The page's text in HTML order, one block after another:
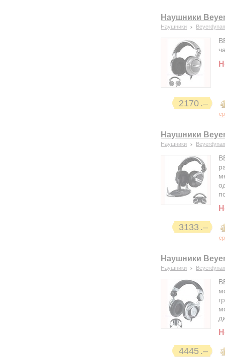
Наушники
Наушники
2170
Наушники
Наушники
3133
Наушники
Наушники
4445